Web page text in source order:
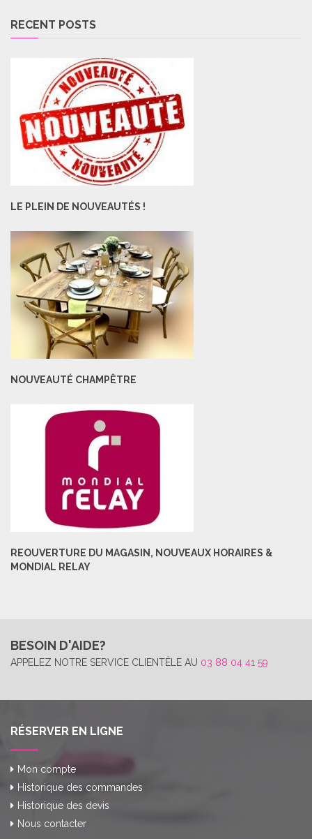
RECENT POSTS
LE PLEIN DE NOUVEAUTÉS !
NOUVEAUTÉ CHAMPÊTRE
REOUVERTURE DU MAGASIN, NOUVEAUX HORAIRES &
MONDIAL RELAY
BESOIN D'AIDE?
APPELEZ NOTRE SERVICE CLIENTÈLE AU 03 88 04 41 59
RÉSERVER EN LIGNE
Mon compte
Historique des commandes
Historique des devis
Nous contacter